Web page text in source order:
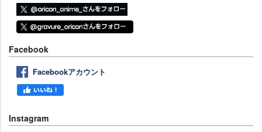
Facebook
Facebookアカウント
Instagram